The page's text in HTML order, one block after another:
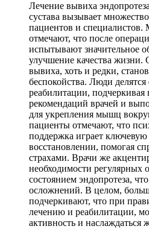
Лечение вывиха
сустава вызывает
пациентов и
отмечают, что после
испытывают значительное
улучшение качества жизни.
вывиха, хоть и редки,
беспокойства. Люди
реабилитации,
рекомендаций врачей и
для укрепления мышц
пациенты отмечают, что
поддержка играет ключевую
восстановлении, помогая
страхами. Врачи же
необходимости регулярных
состоянием эндопротеза,
осложнений. В целом,
подчеркивают, что при
лечению и реабилитации,
активность и наслаждаться